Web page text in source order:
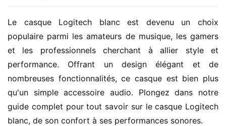
Le casque Logitech blanc est devenu un choix
populaire parmi les amateurs de musique, les gamers
et les professionnels cherchant à allier style et
performance. Offrant un design élégant et de
nombreuses fonctionnalités, ce casque est bien plus
qu'un simple accessoire audio. Plongez dans notre
guide complet pour tout savoir sur le casque Logitech
blanc, de son confort à ses performances sonores.